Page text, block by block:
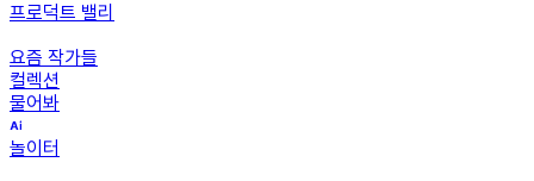
프로덕트 밸리
요즘 작가들
컬렉션
물어봐
놀이터